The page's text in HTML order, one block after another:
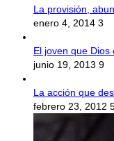
La provisión,
enero 4, 2014 3
El joven que Dios
junio 19, 2013 9
La acción que
febrero 23, 2012